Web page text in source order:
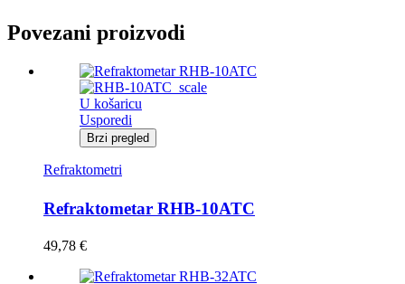
Povezani proizvodi
U košaricu
Usporedi
Brzi pregled
Refraktometri
Refraktometar RHB-10ATC
49,78 €